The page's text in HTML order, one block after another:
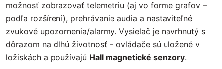
možnosť zobrazovať telemetriu (aj vo forme grafov –
podľa rozšírení), prehrávanie audia a nastaviteľné
zvukové upozornenia/alarmy. Vysielač je navrhnutý s
dôrazom na dlhú životnosť – ovládače sú uložené v
ložiskách a používajú Hall magnetické senzory.